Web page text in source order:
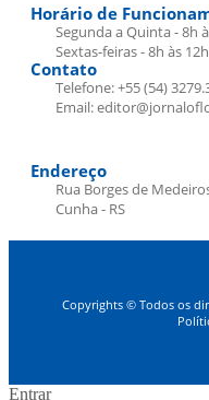
Horário de
Segunda a Quinta - 8h
Sextas-feiras - 8h às
Contato
Telefone: +55 (54)
Email:
Endereço
Rua Borges de
Cunha - RS
Copyrights © Todos os
Entrar